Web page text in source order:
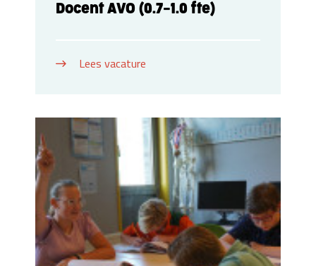
Docent AVO (0.7-1.0 fte)
Lees vacature